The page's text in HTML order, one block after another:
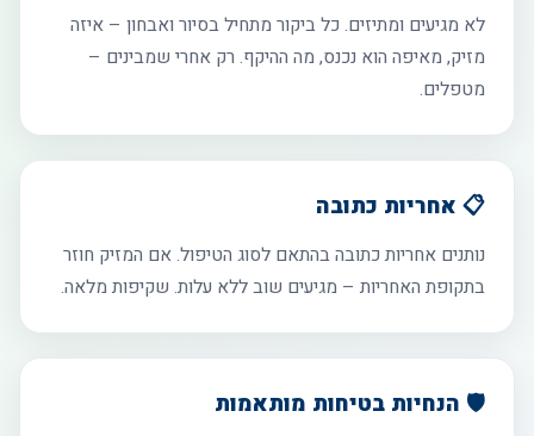
לא מגיעים ומתיזים. כל ביקור מתחיל בסיור ואבחון – איזה
מזיק, מאיפה הוא נכנס, מה ההיקף. רק אחרי שמבינים –
מטפלים.
📋 אחריות כתובה
נותנים אחריות כתובה בהתאם לסוג הטיפול. אם המזיק חוזר
בתקופת האחריות – מגיעים שוב ללא עלות. שקיפות מלאה.
🛡️ הנחיות בטיחות מותאמות